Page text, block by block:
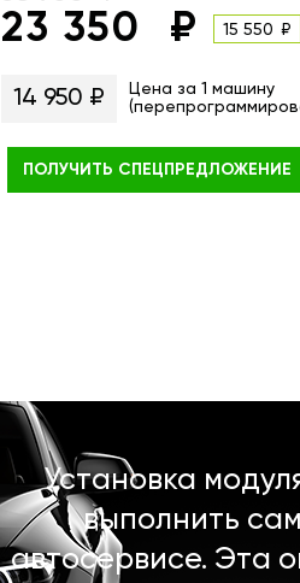
23 350 15 550
14 950 ₽
Цена за 1 машину
ПОЛУЧИТЬ СПЕЦПРЕДЛОЖЕНИЕ
Установка
выполнить
автосервисе. Эта